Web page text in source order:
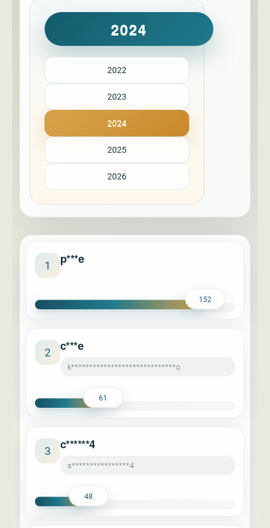
2024
2022
2023
2024
2025
2026
1 p***e
152
2 c***e
k*****************************o
61
3 c******4
s****************4
48